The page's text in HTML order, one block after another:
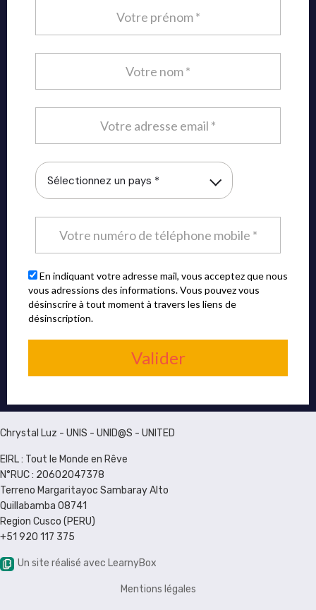
Sélectionnez un pays *
En indiquant votre adresse mail, vous acceptez que nous
vous adressions des informations. Vous pouvez vous
désinscrire à tout moment à travers les liens de
désinscription.
Valider
Chrystal Luz - UNIS - UNID@S - UNITED
EIRL : Tout le Monde en Rêve
N°RUC : 20602047378
Terreno Margaritayoc Sambaray Alto
Quillabamba 08741
Region Cusco (PERU)
+51 920 117 375
Un site réalisé avec LearnyBox
Mentions légales